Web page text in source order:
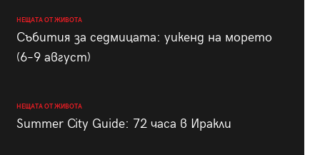
НЕЩАТА ОТ ЖИВОТА
Събития за седмицата: уикенд на морето
(6–9 август)
НЕЩАТА ОТ ЖИВОТА
Summer City Guide: 72 часа в Иракли